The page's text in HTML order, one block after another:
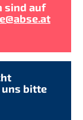
sind auf
bitte